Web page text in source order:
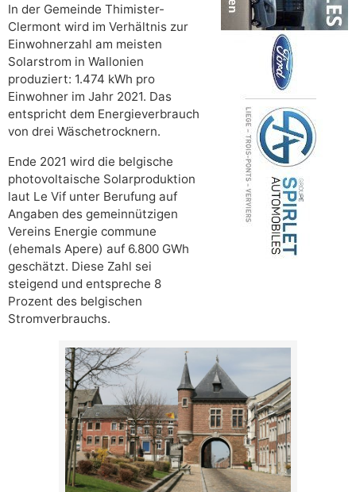
In der Gemeinde Thimister-
Clermont wird im Verhältnis zur
Einwohnerzahl am meisten
Solarstrom in Wallonien
produziert: 1.474 kWh pro
Einwohner im Jahr 2021. Das
entspricht dem Energieverbrauch
von drei Wäschetrocknern.
Ende 2021 wird die belgische
photovoltaische Solarproduktion
laut Le Vif unter Berufung auf
Angaben des gemeinnützigen
Vereins Energie commune
(ehemals Apere) auf 6.800 GWh
geschätzt. Diese Zahl sei
steigend und entspreche 8
Prozent des belgischen
Stromverbrauchs.